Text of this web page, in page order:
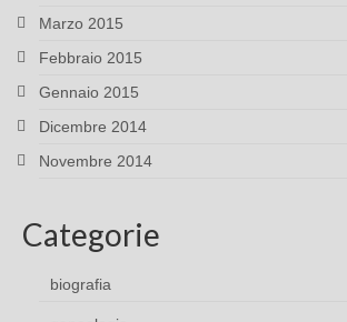
Marzo 2015
Febbraio 2015
Gennaio 2015
Dicembre 2014
Novembre 2014
Categorie
biografia